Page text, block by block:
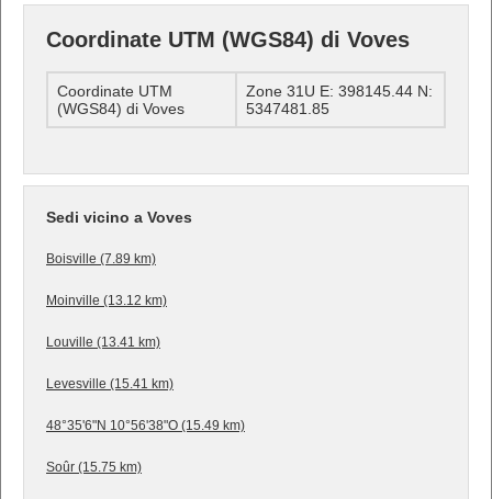
Coordinate UTM (WGS84) di Voves
Coordinate UTM
(WGS84) di Voves
Zone 31U E: 398145.44 N:
5347481.85
Sedi vicino a Voves
Boisville (7.89 km)
Moinville (13.12 km)
Louville (13.41 km)
Levesville (15.41 km)
48°35'6"N 10°56'38"O (15.49 km)
Soûr (15.75 km)